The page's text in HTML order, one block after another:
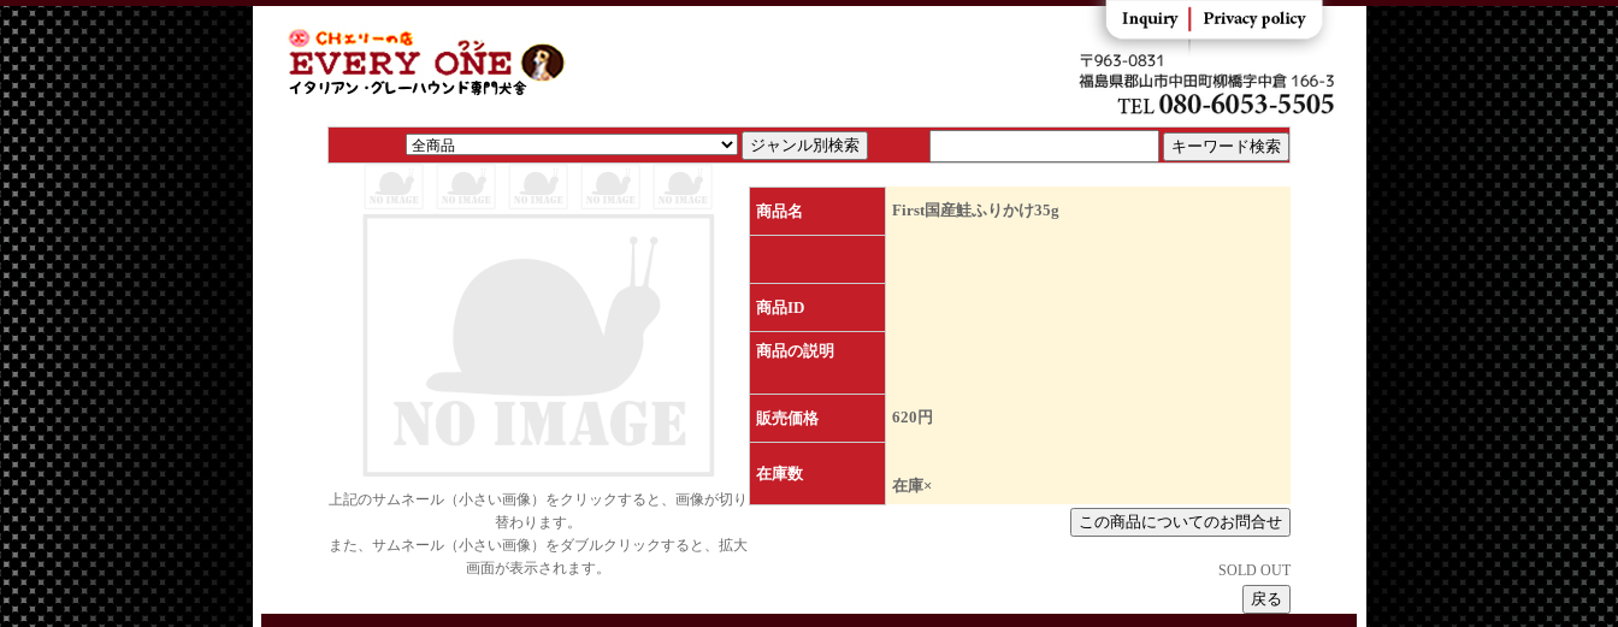
商品名 First国産鮭ふりかけ35g
商品ID
商品の説明
販売価格 620円
在庫数
在庫×
SOLD OUT
上記のサムネール（小さい画像）をクリックすると、画像が切り
替わります。
また、サムネール（小さい画像）をダブルクリックすると、拡大
画面が表示されます。